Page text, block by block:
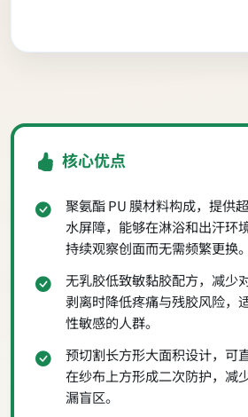
核心优点
聚氨酯 PU 膜材料构成，提供
水屏障，能够在淋浴和出汗环
持续观察创面而无需频繁更换。
无乳胶低致敏黏胶配方，减少
剥离时降低疼痛与残胶风险，
性敏感的人群。
预切割长方形大面积设计，可
在纱布上方形成二次防护，减
漏盲区。